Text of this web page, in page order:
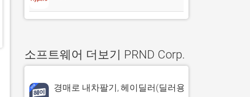
소프트웨어 더보기 PRND Corp.
경매로 내차팔기, 헤이딜러(딜러용)